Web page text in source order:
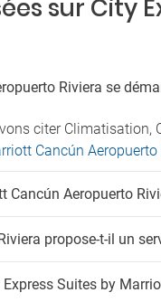
sur City
Riviera se
citer
Cancún Aeropuerto
Cancún Aeropuerto
propose-t-il un
Suites by